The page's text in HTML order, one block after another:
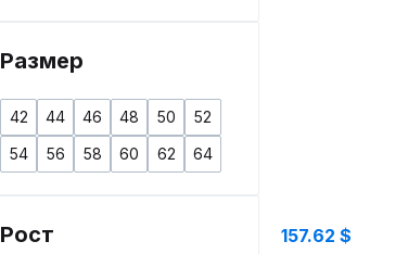
Размер
42 44 46 48 50
52
54
56 58 60 62 64
Рост 157.62 $